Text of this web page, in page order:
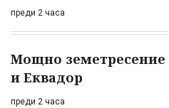
преди 2 часа
Мощно
и Еквадор
преди 2 часа